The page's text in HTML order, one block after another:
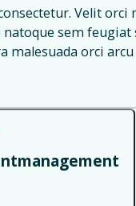
Velit
sem
malesuada orci